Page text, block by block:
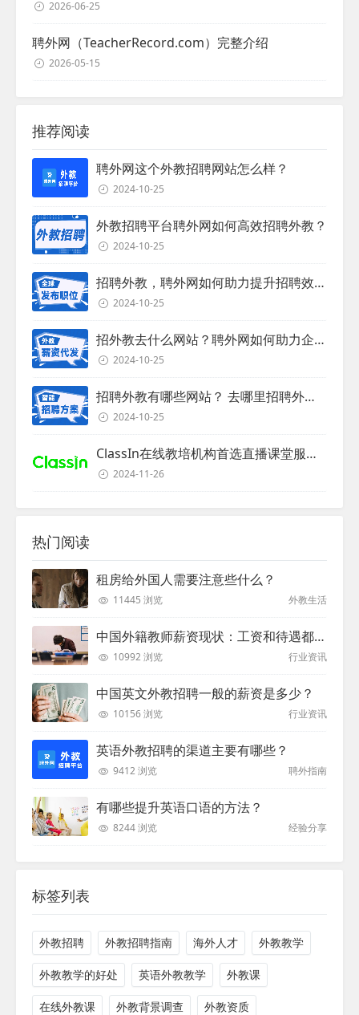
2026-06-25
聘外网（TeacherRecord.com）完整介绍
2026-05-15
推荐阅读
聘外网这个外教招聘网站怎么样？
2024-10-25
外教招聘平台聘外网如何高效招聘外教？
2024-10-25
招聘外教，聘外网如何助力提升招聘效率？
2024-10-25
招外教去什么网站？聘外网如何助力企业外教招聘
2024-10-25
招聘外教有哪些网站？ 去哪里招聘外教？
2024-10-25
ClassIn在线教培机构首选直播课堂服务商
2024-11-26
热门阅读
租房给外国人需要注意些什么？
11445 浏览 外教生活
中国外籍教师薪资现状：工资和待遇都非常高
10992 浏览 行业资讯
中国英文外教招聘一般的薪资是多少？
10156 浏览 行业资讯
英语外教招聘的渠道主要有哪些？
9412 浏览 聘外指南
有哪些提升英语口语的方法？
8244 浏览 经验分享
标签列表
外教招聘 外教招聘指南 海外人才 外教教学
外教教学的好处 英语外教教学 外教课
在线外教课 外教背景调查 外教资质